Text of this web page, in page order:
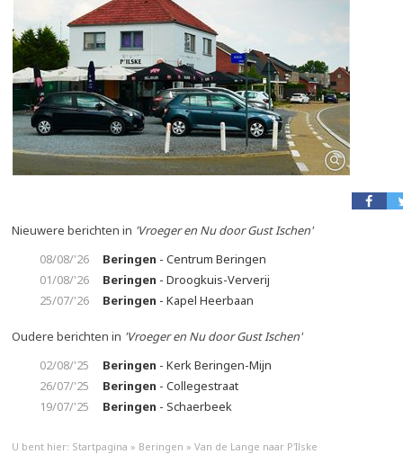
Nieuwere berichten in 'Vroeger en Nu door Gust Ischen'
08/08/'26
Beringen - Centrum Beringen
01/08/'26
Beringen - Droogkuis-Ververij
25/07/'26
Beringen - Kapel Heerbaan
Oudere berichten in 'Vroeger en Nu door Gust Ischen'
02/08/'25
Beringen - Kerk Beringen-Mijn
26/07/'25
Beringen - Collegestraat
19/07/'25
Beringen - Schaerbeek
U bent hier: Startpagina » Beringen » Van de Lange naar P'Ilske